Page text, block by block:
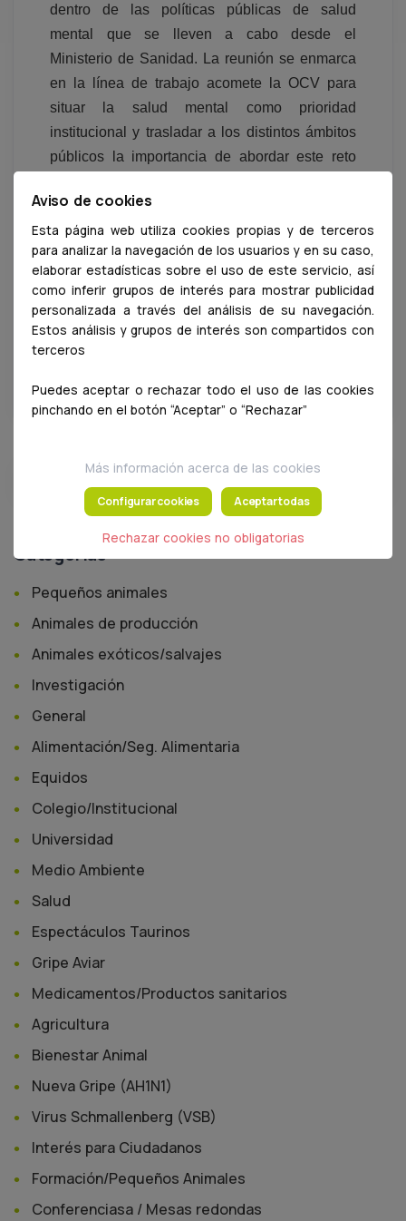
dentro de las políticas públicas de salud
mental que se lleven a cabo desde el
Ministerio de Sanidad. La reunión se enmarca
en la línea de trabajo acomete la OCV para
situar la salud mental como prioridad
institucional y trasladar a los distintos ámbitos
públicos la importancia de abordar este reto
la evidencia, en coherencia con el papel de la
veterinaria dentro del enfoque One Health.
Categorías
Pequeños animales
Animales de producción
Animales exóticos/salvajes
Investigación
General
Alimentación/Seg. Alimentaria
Equidos
Colegio/Institucional
Universidad
Medio Ambiente
Salud
Espectáculos Taurinos
Gripe Aviar
Medicamentos/Productos sanitarios
Agricultura
Bienestar Animal
Nueva Gripe (AH1N1)
Virus Schmallenberg (VSB)
Interés para Ciudadanos
Formación/Pequeños Animales
Conferenciasa / Mesas redondas
Aviso de cookies
Esta página web utiliza cookies propias y de terceros
para analizar la navegación de los usuarios y en su caso,
elaborar estadísticas sobre el uso de este servicio, así
como inferir grupos de interés para mostrar publicidad
personalizada a través del análisis de su navegación.
Estos análisis y grupos de interés son compartidos con
terceros
Puedes aceptar o rechazar todo el uso de las cookies
pinchando en el botón “Aceptar” o “Rechazar”
Más información acerca de las cookies
Configurar cookies Aceptar todas
Rechazar cookies no obligatorias